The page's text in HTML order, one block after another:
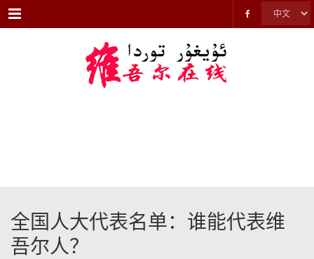
Menu
全国人大代表名单：谁能代表维
吾尔人？